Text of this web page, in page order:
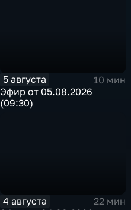
5 августа
10 мин
Эфир от 05.08.2026
(09:30)
4 августа
22 мин